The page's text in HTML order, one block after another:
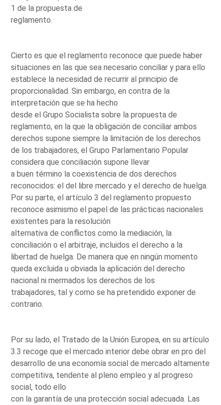
1 de la propuesta de
reglamento.
Cierto es que el reglamento reconoce que puede haber
situaciones en las que sea necesario conciliar y para ello
establece la necesidad de recurrir al principio de
proporcionalidad. Sin embargo, en contra de la
interpretación que se ha hecho
desde el Grupo Socialista sobre la propuesta de
reglamento, en la que la obligación de conciliar ambos
derechos supone siempre la limitación de los derechos
de los trabajadores, el Grupo Parlamentario Popular
considera que conciliación supone llevar
a buen término la coexistencia de dos derechos
reconocidos: el del libre mercado y el derecho de huelga.
Por su parte, el artículo 3 del reglamento propuesto
reconoce asimismo el papel de las prácticas nacionales
existentes para la resolución
alternativa de conflictos como la mediación, la
conciliación o el arbitraje, incluidos el derecho a la
libertad de huelga. De manera que en ningún momento
queda excluida u obviada la aplicación del derecho
nacional ni mermados los derechos de los
trabajadores, tal y como se ha pretendido exponer de
contrario.
Por su lado, el Tratado de la Unión Europea, en su artículo
3.3 recoge que el mercado interior debe obrar en pro del
desarrollo de una economía social de mercado altamente
competitiva, tendente al pleno empleo y al progreso
social, todo ello
con la garantía de una protección social adecuada. Las